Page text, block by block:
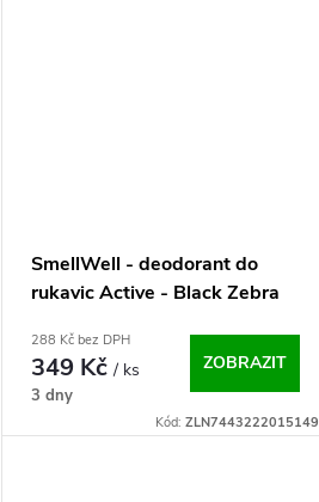
SmellWell - deodorant do
rukavic Active - Black Zebra
288 Kč bez DPH
349 Kč/ ks
3 dny
ZOBRAZIT
Kód:ZLN7443222015149